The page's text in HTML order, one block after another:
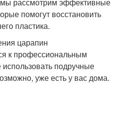
помогут восстановить
пластика.
царапин
к профессиональным
подручные
уже есть у вас дома.